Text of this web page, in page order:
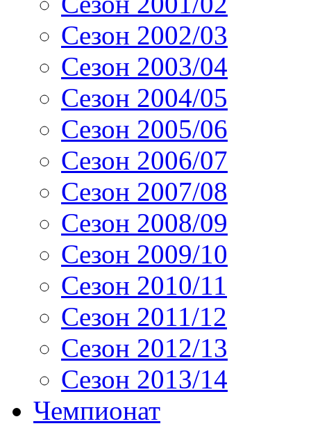
Сезон 2002/03
Сезон 2003/04
Сезон 2004/05
Сезон 2005/06
Сезон 2006/07
Сезон 2007/08
Сезон 2008/09
Сезон 2009/10
Сезон 2010/11
Сезон 2011/12
Сезон 2012/13
Сезон 2013/14
Чемпионат